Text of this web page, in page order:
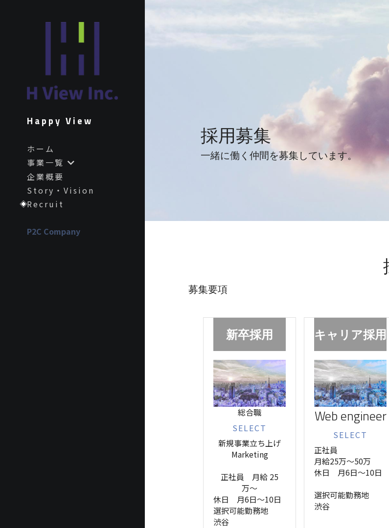
Happy View
ホーム
事業一覧
企業概要
Story・Vision
Recruit
P2C Company
採用募集
一緒に働く仲間を募集しています。
募集要項
新卒採用
総合職
SELECT
新規事業立ち上げ
Marketing
正社員　月給 25
万〜
休日　月6日〜10日
選択可能勤務地
渋谷
キャリア採用
Web engineer
SELECT
正社員
月給25万〜50万
休日　月6日〜10日
選択可能勤務地
渋谷